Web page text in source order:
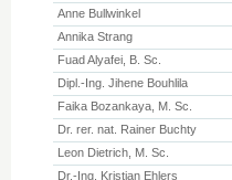
Anne Bullwinkel
Annika Strang
Fuad Alyafei, B. Sc.
Dipl.-Ing. Jihene Bouhlila
Faika Bozankaya, M. Sc.
Dr. rer. nat. Rainer Buchty
Leon Dietrich, M. Sc.
Dr.-Ing. Kristian Ehlers